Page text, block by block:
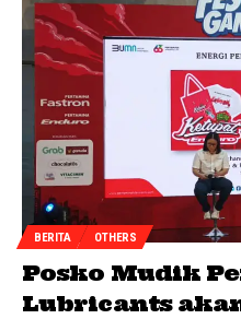
BERITA OTHERS
Posko Mudik
Lubricants